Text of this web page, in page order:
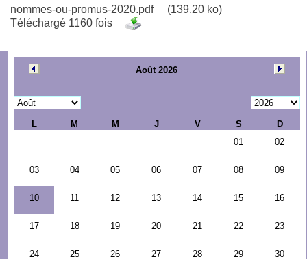
nommes-ou-promus-2020.pdf
(139,20 ko)
Téléchargé 1160 fois